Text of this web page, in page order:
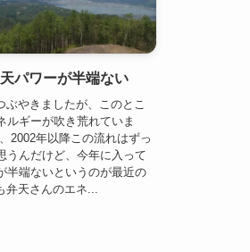
パワーが半端ない
ぶやきましたが、このとこ
ルギーが吹き荒れていま
2002年以降この流れはずっ
うんだけど、今年に入って
半端ないというのが最近の
天さんのエネ...